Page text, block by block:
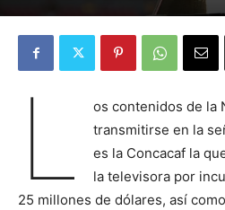
L
os contenidos de la
transmitirse en la
es la Concacaf la
la televisora por
25 millones de dólares, así